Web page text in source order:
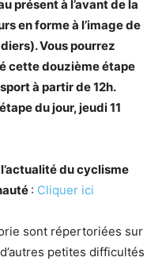
présent à l’avant de la
en forme à l’image de
Vous pourrez
cette douzième étape
à partir de 12h.
du jour, jeudi 11
du cyclisme
: Cliquer ici
sont répertoriées sur
petites difficultés